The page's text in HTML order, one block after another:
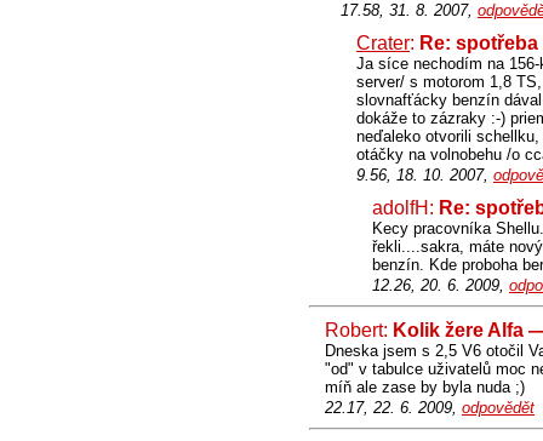
17.58, 31. 8. 2007,
Crater: Re: spotřeba
Ja síce nechodím na
server/ s motorom 1,8
slovnafťácky benzín
dokáže to zázraky :-)
neďaleko otvorili
otáčky na volnobehu /o
9.56, 18. 10. 2007,
adolfH: Re:
Kecy pracovníka
řekli....sakra, máte
benzín. Kde proboha
12.26, 20. 6. 2009,
Robert: Kolik žere Alfa
Dneska jsem s 2,5 V6 otočil
"od" v tabulce uživatelů moc
míň ale zase by byla nuda ;)
22.17, 22. 6. 2009, odpovědět